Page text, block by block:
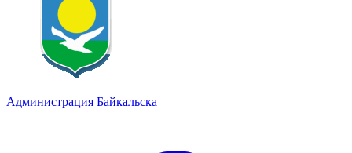
Администрация Байкальска